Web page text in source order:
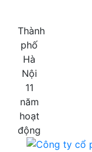
Thành
phố
Hà
Nội
11
năm
hoạt
động